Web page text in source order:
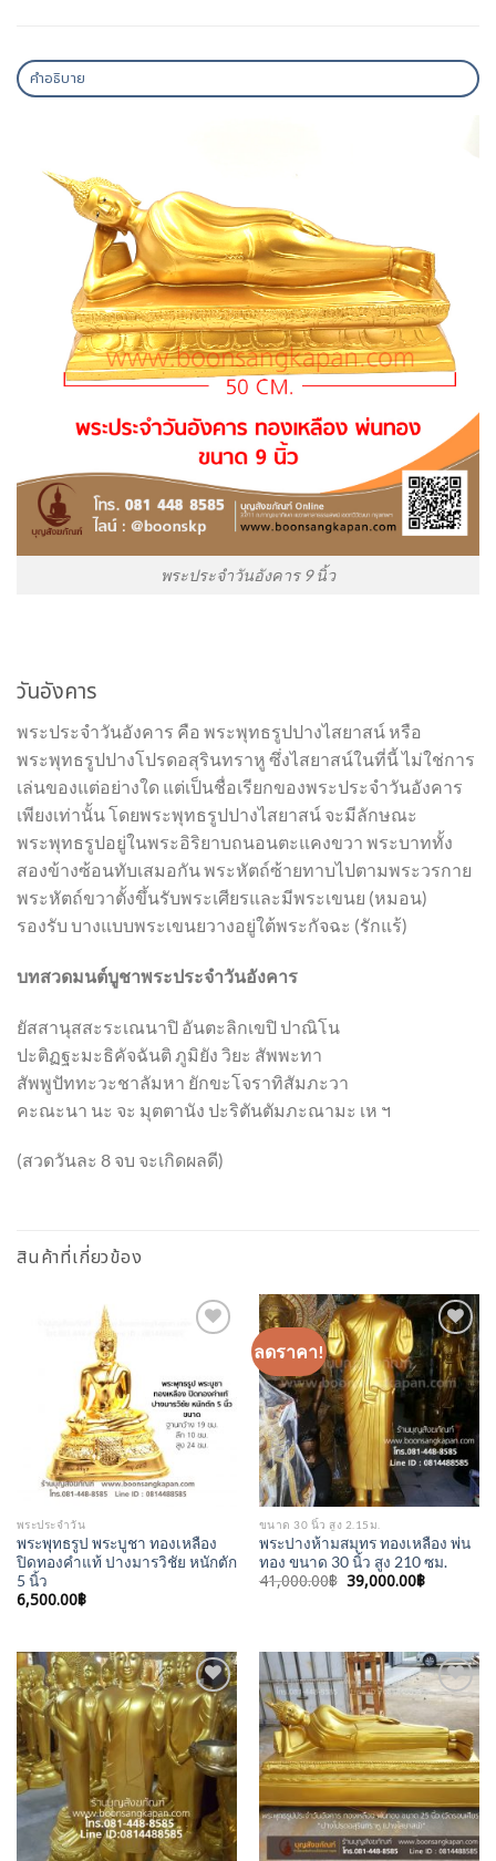
คำอธิบาย
พระประจำวันอังคาร 9 นิ้ว
วันอังคาร
พระประจำวันอังคาร คือ พระพุทธรูปปางไสยาสน์ หรือ
พระพุทธรูปปางโปรดอสุรินทราหู ซึ่งไสยาสน์ในที่นี้ ไม่ใช่การ
เล่นของแต่อย่างใด แต่เป็นชื่อเรียกของพระประจำวันอังคาร
เพียงเท่านั้น โดยพระพุทธรูปปางไสยาสน์ จะมีลักษณะ
พระพุทธรูปอยู่ในพระอิริยาบถนอนตะแคงขวา พระบาททั้ง
สองข้างซ้อนทับเสมอกัน พระหัตถ์ซ้ายทาบไปตามพระวรกาย
พระหัตถ์ขวาตั้งขึ้นรับพระเศียรและมีพระเขนย (หมอน)
รองรับ บางแบบพระเขนยวางอยู่ใต้พระกัจฉะ (รักแร้)
บทสวดมนต์บูชาพระประจำวันอังคาร
ยัสสานุสสะระเณนาปิ อันตะลิกเขปิ ปาณิโน
ปะติฏฐะมะธิคัจฉันติ ภูมิยัง วิยะ สัพพะทา
สัพพูปัททะวะชาลัมหา ยักขะโจราทิสัมภะวา
คะณะนา นะ จะ มุตตานัง ปะริตันตัมภะณามะ เห ฯ
(สวดวันละ 8 จบ จะเกิดผลดี)
สินค้าที่เกี่ยวข้อง
พระประจำวัน
พระพุทธรูป พระบูชา ทองเหลือง
ปิดทองคำแท้ ปางมารวิชัย หนักตัก
5 นิ้ว
6,500.00฿
ลดราคา!
Add to
Wishlist
ขนาด 30 นิ้ว สูง 2.15ม.
พระปางห้ามสมุทร ทองเหลือง พ่น
ทอง ขนาด 30 นิ้ว สูง 210 ซม.
41,000.00฿ Original
price
39,000.00฿Current
Add to
Wishlist
Add to
Wishlist